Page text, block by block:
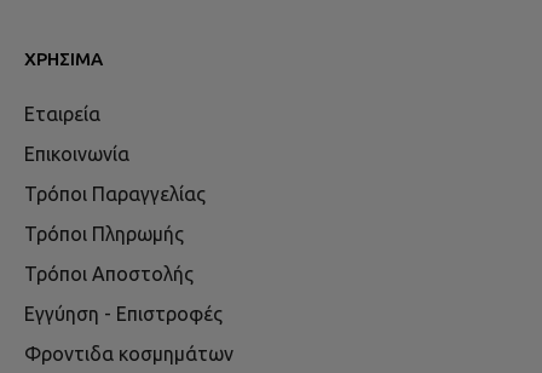
ΧΡΉΣΙΜΑ
Εταιρεία
Επικοινωνία
Τρόποι Παραγγελίας
Τρόποι Πληρωμής
Τρόποι Αποστολής
Εγγύηση - Επιστροφές
Φροντιδα κοσμημάτων